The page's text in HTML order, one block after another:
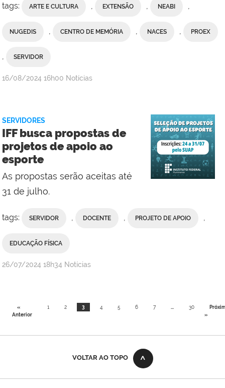
tags: ARTE E CULTURA EXTENSÃO NEABI
NUGEDIS CENTRO DE MEMÓRIA NACES PROEX
SERVIDOR
por
Reitoria
publicado
16/08/2024 16h00 Notícias
SERVIDORES
IFF busca propostas de
projetos de apoio ao
esporte
As propostas serão aceitas até
31 de julho.
tags: SERVIDOR , DOCENTE , PROJETO DE APOIO ,
EDUCAÇÃO FÍSICA
por
Reitoria
publicado
26/07/2024 18h34 Notícias
«
Anterior
1 2 3 4 5 6 7 ... 30
»
VOLTAR AO TOPO